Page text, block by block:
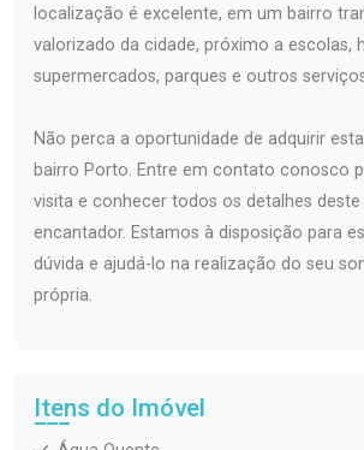
localização é excelente, em um bairro
valorizado da cidade, próximo a escolas,
supermercados, parques e outros
Não perca a oportunidade de adquirir
bairro Porto. Entre em contato conosco
visita e conhecer todos os detalhes deste
encantador. Estamos à disposição para
dúvida e ajudá-lo na realização do seu
própria.
Itens do Imóvel